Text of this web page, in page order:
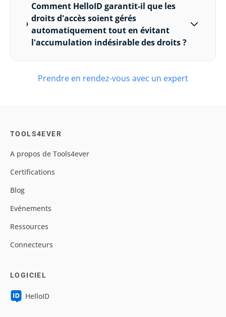
Comment HelloID garantit-il que les
droits d'accès soient gérés
automatiquement tout en évitant
l'accumulation indésirable des droits ?
Prendre en rendez-vous avec un expert
TOOLS4EVER
A propos de Tools4ever
Certifications
Blog
Evénements
Ressources
Connecteurs
LOGICIEL
HelloID